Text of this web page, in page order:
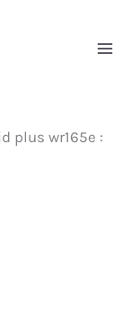
plus wr165e :